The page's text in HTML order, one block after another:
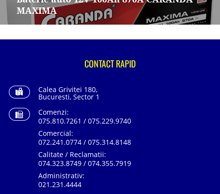
MAXIMA
CONTACT RAPID
Calea Grivitei 180,
Bucuresti, Sector 1
Comenzi:
075.810.7261 / 075.229.9740
Comercial:
072.241.0774 / 075.314.8148
Calitate / Reclamatii:
074.323.8749 / 074.355.7919
Administrativ:
021.231.4444